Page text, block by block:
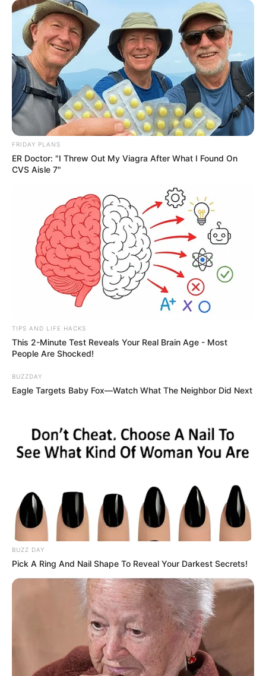
FRIDAY PLANS
ER Doctor: "I Threw Out My Viagra After What I Found On
CVS Aisle 7"
TIPS AND LIFE HACKS
This 2-Minute Test Reveals Your Real Brain Age - Most
People Are Shocked!
BUZZDAY
Eagle Targets Baby Fox—Watch What The Neighbor Did Next
BUZZ DAY
Pick A Ring And Nail Shape To Reveal Your Darkest Secrets!